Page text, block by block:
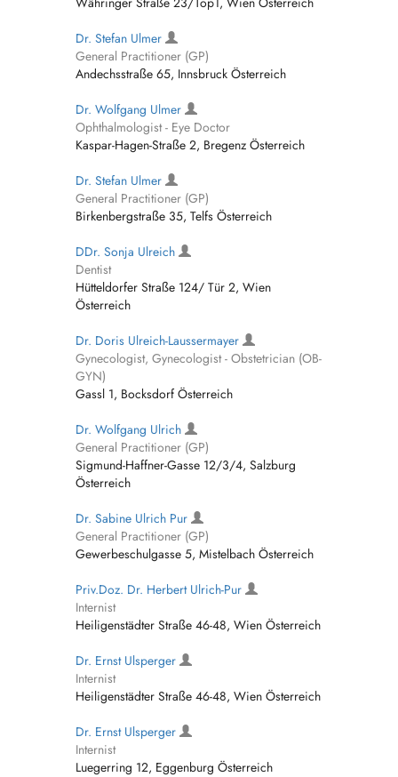
Dr. Stefan Ulmer
General Practitioner (GP)
Andechsstraße 65, Innsbruck Österreich
Dr. Wolfgang Ulmer
Ophthalmologist - Eye Doctor
Kaspar-Hagen-Straße 2, Bregenz Österreich
Dr. Stefan Ulmer
General Practitioner (GP)
Birkenbergstraße 35, Telfs Österreich
DDr. Sonja Ulreich
Dentist
Hütteldorfer Straße 124/ Tür 2, Wien
Österreich
Dr. Doris Ulreich-Laussermayer
Gynecologist, Gynecologist - Obstetrician (OB-
GYN)
Gassl 1, Bocksdorf Österreich
Dr. Wolfgang Ulrich
General Practitioner (GP)
Sigmund-Haffner-Gasse 12/3/4, Salzburg
Österreich
Dr. Sabine Ulrich Pur
General Practitioner (GP)
Gewerbeschulgasse 5, Mistelbach Österreich
Priv.Doz. Dr. Herbert Ulrich-Pur
Internist
Heiligenstädter Straße 46-48, Wien Österreich
Dr. Ernst Ulsperger
Internist
Heiligenstädter Straße 46-48, Wien Österreich
Dr. Ernst Ulsperger
Internist
Luegerring 12, Eggenburg Österreich